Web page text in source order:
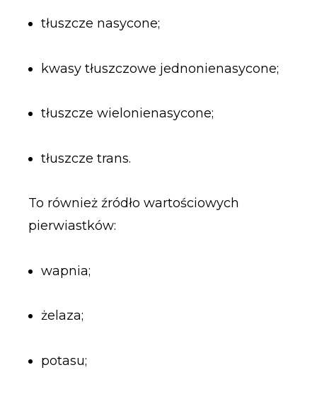
tłuszcze nasycone;
kwasy tłuszczowe jednonienasycone;
tłuszcze wielonienasycone;
tłuszcze trans.
To również źródło wartościowych
pierwiastków:
wapnia;
żelaza;
potasu;